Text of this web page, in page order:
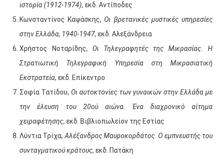
ιστορία (1912-1974), εκδ. Αντίποδες
Κωνσταντίνος Καψάσκης,Οι βρετανικές μυστικές υπηρεσίες
στην Ελλάδα, 1940-1947, εκδ. Αλεξάνδρεια
Χρήστος Νοταρίδης, Οι Τηλεγραφητές της Μικρασίας. Η
Στρατιωτική Τηλεγραφική Υπηρεσία στη Μικρασιατική
Εκστρατεία, εκδ. Επίκεντρο
Σοφία Τατίδου, Οι αυτοκτονίες των γυναικών στην Ελλάδα με
την έλευση του 20ού αιώνα. Ένα διαχρονικό αίτημα
χειραφέτησης, εκδ. Βιβλιοπωλείον της Εστίας
Λύντια Τρίχα, Αλέξανδρος Μαυροκορδάτος. Ο εμπνευστής του
συνταγματικού κράτους, εκδ. Πατάκη